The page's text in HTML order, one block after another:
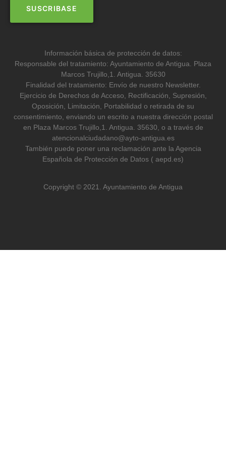
Información básica de protección de datos:
Responsable del tratamiento: Ayuntamiento de Antigua. Plaza
Marcos Trujillo,1. Antigua. 35630
Finalidad del tratamiento: Envío de nuestro Newsletter.
Ejercicio de Derechos de Acceso, Rectificación, Supresión,
Oposición, Limitación, Portabilidad o retirada de su
consentimiento, enviando un escrito a nuestra dirección postal
en Plaza Marcos Trujillo,1. Antigua. 35630, o a través de
atencionalciudadano@ayto-antigua.es
También puede poner una reclamación ante la Agencia
Española de Protección de Datos ( aepd.es)
Copyright © 2021. Ayuntamiento de Antigua